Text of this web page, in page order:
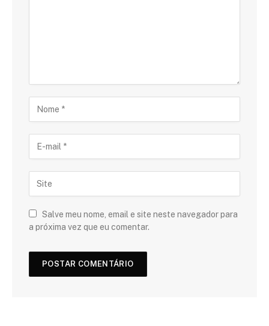
Salve meu nome, email e site neste navegador para
a próxima vez que eu comentar.